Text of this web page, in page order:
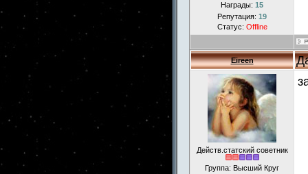
Награды: 15
Репутация: 19
Статус: Offline
Eireen
Действ.статский советник
Группа: Высший Круг